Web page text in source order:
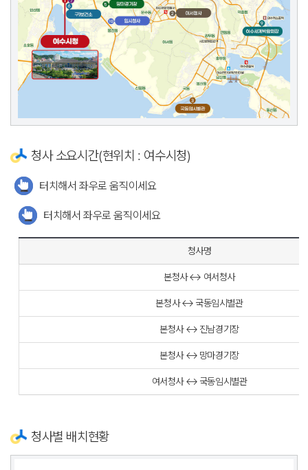
청사 소요시간(현위치 : 여수시청)
터치해서 좌우로 움직이세요
터치해서 좌우로 움직이세요
청사명
본청사 ↔ 여서청사
본청사 ↔ 국동임시별관
본청사 ↔ 진남경기장
본청사 ↔ 망마경기장
여서청사 ↔ 국동임시별관
청사별 배치현황